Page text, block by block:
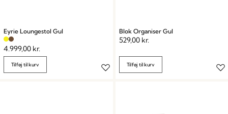
Eyrie Loungestol Gul
4.999,00 kr.
Tilføj til kurv
Blok Organiser Gul
529,00 kr.
Tilføj til kurv